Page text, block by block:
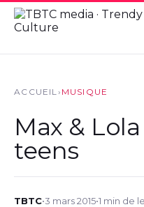
ACCUEIL› MUSIQUE
Max &
teens
TBTC•3 mars 2015•1 min de